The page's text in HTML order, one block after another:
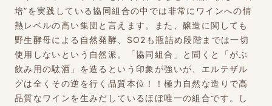
培”を実践している協同組合の中では非常にワインへの情
熱レベルの高い集団と言えます。また、醸造に関しても
野生酵母による自然発酵、SO2も瓶詰め段階までは一切
使用しないという自然派。「協同組合」と聞くと「がぶ
飲み用の駄酒」を造るという印象が強いが、エルテザル
グは全くその逆を行く品質本位！！極力自然な造りで高
品質なワインを生みだしているほぼ唯一の組合です。し